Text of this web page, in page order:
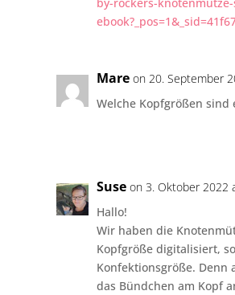
by-rockers-
Mare on 20. September
Welche Kopfgrößen sind
Suse on 3. Oktober 2022
Hallo!
Wir haben die
Kopfgröße digitalisiert,
Konfektionsgröße. Denn
das Bündchen am Kopf